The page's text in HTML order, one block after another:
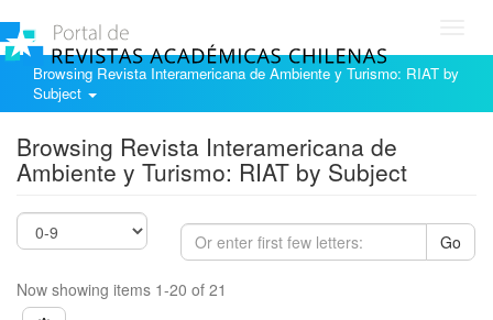
Browsing Revista Interamericana de Ambiente y Turismo: RIAT by
Subject
Browsing Revista Interamericana de
Ambiente y Turismo: RIAT by Subject
Go
Now showing items 1-20 of 21